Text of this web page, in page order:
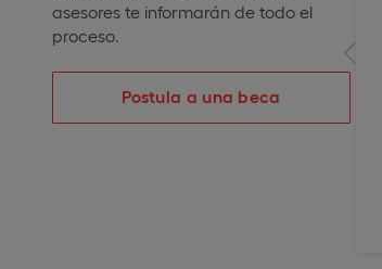
asesores te informarán de todo el
proceso.
Postula a una beca